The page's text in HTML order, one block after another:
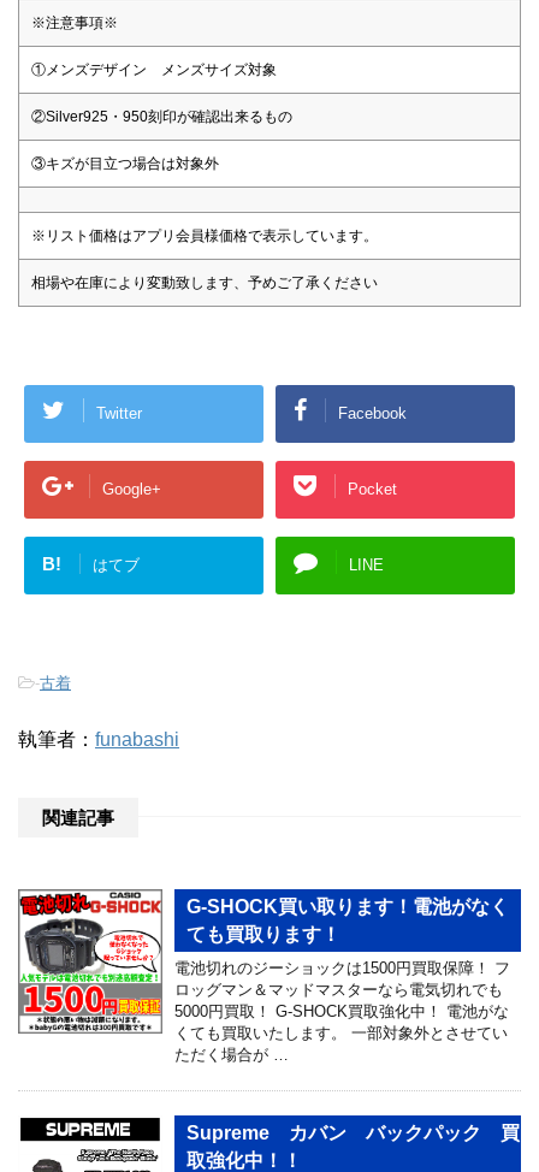
※注意事項※
①メンズデザイン メンズサイズ対象
②Silver925・950刻印が確認出来るもの
③キズが目立つ場合は対象外
※リスト価格はアプリ会員様価格で表示しています。
相場や在庫により変動致します、予めご了承ください
Twitter Facebook
Google+ Pocket
B! はてブ LINE
-古着
執筆者： funabashi
関連記事
G-SHOCK買い取ります！電池がなく
ても買取ります！
電池切れのジーショックは1500円買取保障！ フ
ロッグマン＆マッドマスターなら電気切れでも
5000円買取！ G-SHOCK買取強化中！ 電池がな
くても買取いたします。 一部対象外とさせてい
ただく場合が …
Supreme カバン バックパック 買
取強化中！！